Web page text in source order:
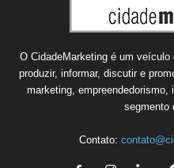
O CidadeMarketing é um
produzir, informar, discutir e
marketing,
segmento
Contato: